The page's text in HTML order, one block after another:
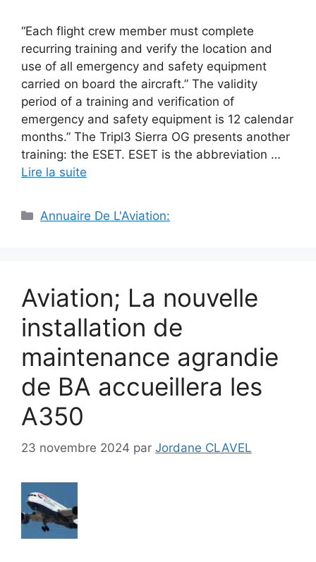
“Each flight crew member must complete
recurring training and verify the location and
use of all emergency and safety equipment
carried on board the aircraft.” The validity
period of a training and verification of
emergency and safety equipment is 12 calendar
months.” The Tripl3 Sierra OG presents another
training: the ESET. ESET is the abbreviation …
Lire la suite
Catégories
Annuaire De L'Aviation:
Aviation; La nouvelle
installation de
maintenance agrandie
de BA accueillera les
A350
23 novembre 2024 par Jordane CLAVEL